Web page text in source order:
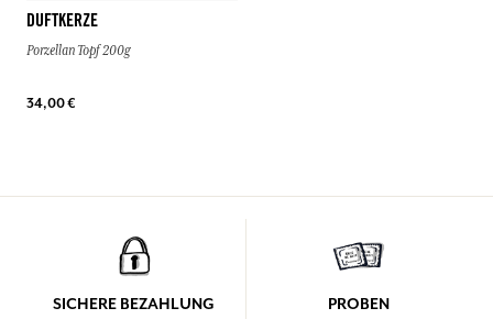
DUFTKERZE
Porzellan Topf 200g
34,00 €
SICHERE BEZAHLUNG PROBEN